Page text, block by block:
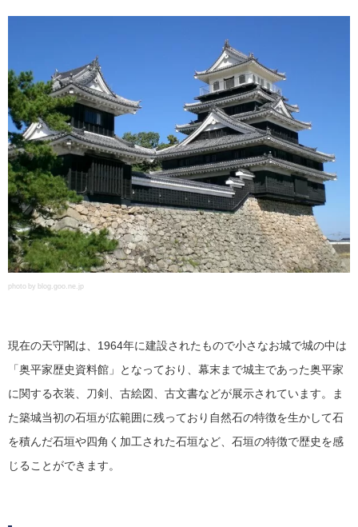
photo by blog.goo.ne.jp
現在の天守閣は、1964年に建設されたもので小さなお城で城の中は
「奥平家歴史資料館」となっており、幕末まで城主であった奥平家
に関する衣装、刀剣、古絵図、古文書などが展示されています。ま
た築城当初の石垣が広範囲に残っており自然石の特徴を生かして石
を積んだ石垣や四角く加工された石垣など、石垣の特徴で歴史を感
じることができます。